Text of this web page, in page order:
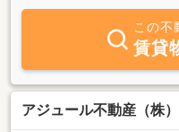
るのか等、当社営業マンが
お伺いもいたしております
足のいける物件をご紹介し
に関するご相談は旭比野へ”
この不
賃貸
アジュール不動産（株）